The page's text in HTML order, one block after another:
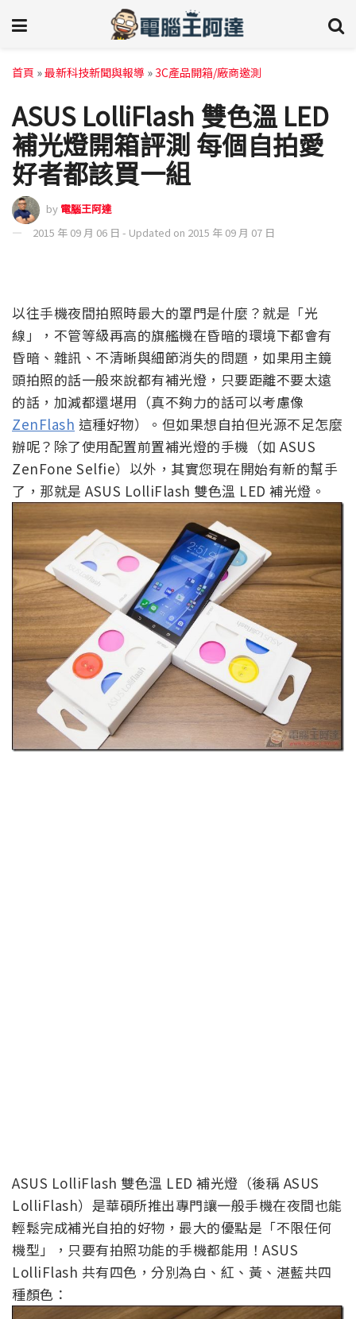
首頁 »最新科技新聞與報導 »3C產品開箱/廠商邀測
ASUS LolliFlash 雙色溫 LED
補光燈開箱評測 每個自拍愛
好者都該買一組
by 電腦王阿達
2015 年 09 月 06 日 - Updated on 2015 年 09 月 07 日
以往手機夜間拍照時最大的罩門是什麼？就是「光
線」，不管等級再高的旗艦機在昏暗的環境下都會有
昏暗、雜訊、不清晰與細節消失的問題，如果用主鏡
頭拍照的話一般來說都有補光燈，只要距離不要太遠
的話，加減都還堪用（真不夠力的話可以考慮像
ZenFlash 這種好物）。但如果想自拍但光源不足怎麼
辦呢？除了使用配置前置補光燈的手機（如 ASUS
ZenFone Selfie）以外，其實您現在開始有新的幫手
了，那就是 ASUS LolliFlash 雙色溫 LED 補光燈。
ASUS LolliFlash 雙色溫 LED 補光燈（後稱 ASUS
LolliFlash）是華碩所推出專門讓一般手機在夜間也能
輕鬆完成補光自拍的好物，最大的優點是「不限任何
機型」，只要有拍照功能的手機都能用！ASUS
LolliFlash 共有四色，分別為白、紅、黃、湛藍共四
種顏色：